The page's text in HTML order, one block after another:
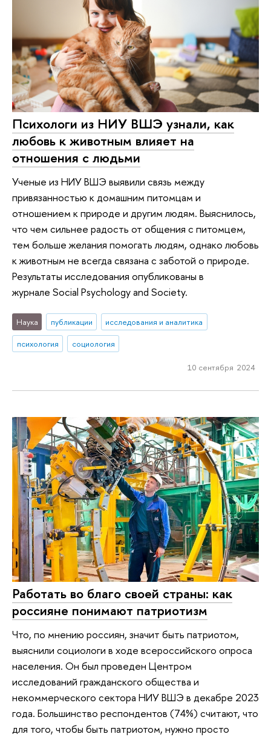
Психологи из НИУ ВШЭ узнали, как
любовь к животным влияет на
отношения с людьми
Ученые из НИУ ВШЭ выявили связь между
привязанностью к домашним питомцам и
отношением к природе и другим людям. Выяснилось,
что чем сильнее радость от общения с питомцем,
тем больше желания помогать людям, однако любовь
к животным не всегда связана с заботой о природе.
Результаты исследования опубликованы в
журнале Social Psychology and Society.
Наука публикации
исследования и аналитика
психология
социология
10 сентября 2024
Работать во благо своей страны: как
россияне понимают патриотизм
Что, по мнению россиян, значит быть патриотом,
выяснили социологи в ходе всероссийского опроса
населения. Он был проведен Центром
исследований гражданского общества и
некоммерческого сектора НИУ ВШЭ в декабре 2023
года. Большинство респондентов (74%) считают, что
для того, чтобы быть патриотом, нужно просто